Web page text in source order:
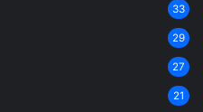
33
29
27
21